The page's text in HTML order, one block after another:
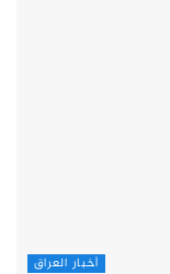
أخبار العراق